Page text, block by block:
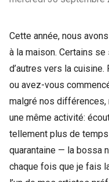
Cette année, nous
à la maison. Certains
d’autres vers la
ou avez-vous
malgré nos différences,
une même activité:
tellement plus de
quarantaine — la bossa
chaque fois que je fais